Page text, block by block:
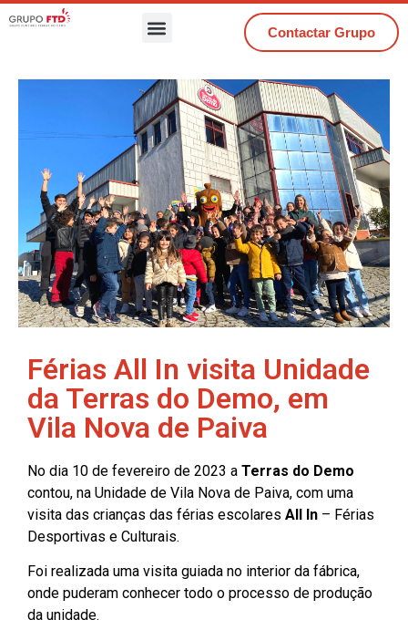
Contactar Grupo
Férias All In visita Unidade
da Terras do Demo, em
Vila Nova de Paiva
No dia 10 de fevereiro de 2023 a Terras do Demo
contou, na Unidade de Vila Nova de Paiva, com uma
visita das crianças das férias escolares All In – Férias
Desportivas e Culturais.
Foi realizada uma visita guiada no interior da fábrica,
onde puderam conhecer todo o processo de produção
da unidade.